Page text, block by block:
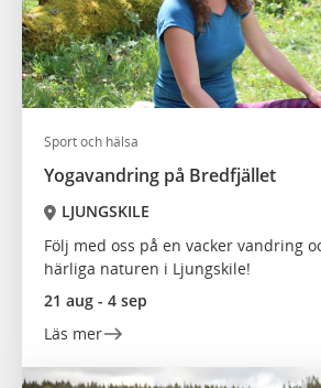
Sport och hälsa
Yogavandring på Bredfjället
LJUNGSKILE
Följ med oss på en vacker vandring
härliga naturen i Ljungskile!
21 aug - 4 sep
Läs mer